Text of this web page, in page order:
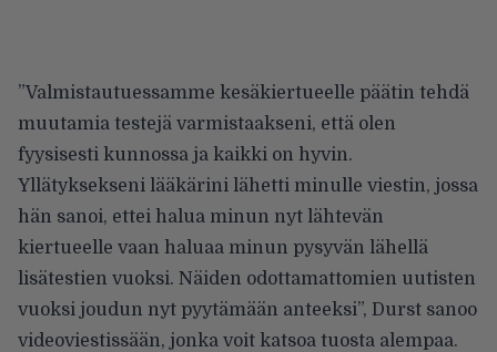
”Valmistautuessamme kesäkiertueelle päätin tehdä
muutamia testejä varmistaakseni, että olen
fyysisesti kunnossa ja kaikki on hyvin.
Yllätyksekseni lääkärini lähetti minulle viestin, jossa
hän sanoi, ettei halua minun nyt lähtevän
kiertueelle vaan haluaa minun pysyvän lähellä
lisätestien vuoksi. Näiden odottamattomien uutisten
vuoksi joudun nyt pyytämään anteeksi”, Durst sanoo
videoviestissään, jonka voit katsoa tuosta alempaa.